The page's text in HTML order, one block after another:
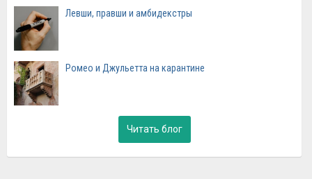
Левши, правши и амбидекстры
Ромео и Джульетта на карантине
Читать блог